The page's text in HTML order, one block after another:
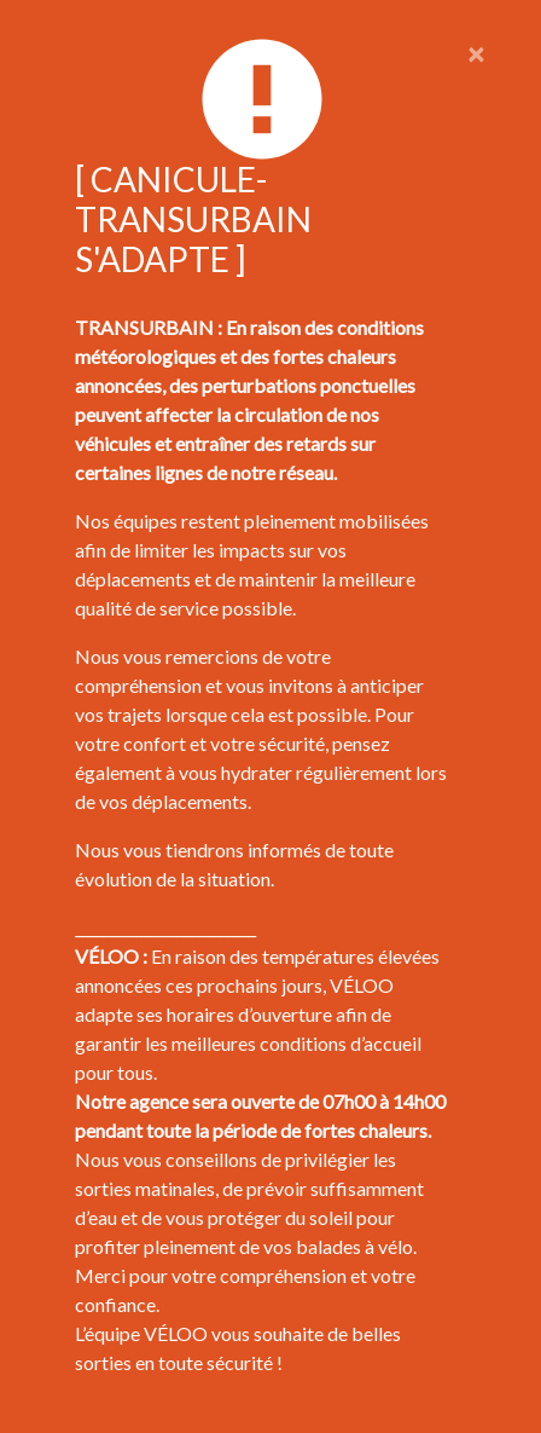
×
[ CANICULE-
TRANSURBAIN
S'ADAPTE ]
TRANSURBAIN : En raison des conditions
météorologiques et des fortes chaleurs
annoncées, des perturbations ponctuelles
peuvent affecter la circulation de nos
véhicules et entraîner des retards sur
certaines lignes de notre réseau.
Nos équipes restent pleinement mobilisées
afin de limiter les impacts sur vos
déplacements et de maintenir la meilleure
qualité de service possible.
Nous vous remercions de votre
compréhension et vous invitons à anticiper
vos trajets lorsque cela est possible. Pour
votre confort et votre sécurité, pensez
également à vous hydrater régulièrement lors
de vos déplacements.
Nous vous tiendrons informés de toute
évolution de la situation.
VÉLOO : En raison des températures élevées
annoncées ces prochains jours, VÉLOO
adapte ses horaires d’ouverture afin de
garantir les meilleures conditions d’accueil
pour tous.
Notre agence sera ouverte de 07h00 à 14h00
pendant toute la période de fortes chaleurs.
Nous vous conseillons de privilégier les
sorties matinales, de prévoir suffisamment
d’eau et de vous protéger du soleil pour
profiter pleinement de vos balades à vélo.
Merci pour votre compréhension et votre
confiance.
L’équipe VÉLOO vous souhaite de belles
sorties en toute sécurité !